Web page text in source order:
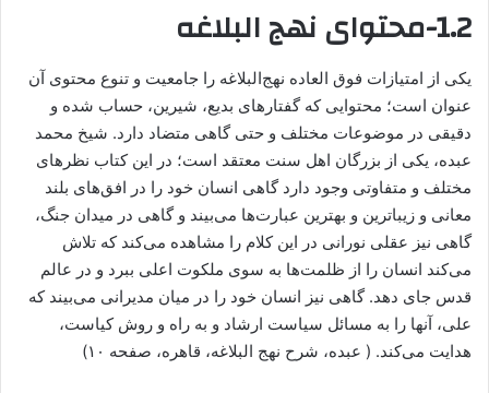
1.2-محتوای نهج البلاغه
یکی از امتیازات فوق العاده نهج‌البلاغه را جامعیت و تنوع محتوی آن
عنوان است؛ محتوایی که گفتارهای بدیع، شیرین، حساب‌ شده‌ و
دقیقی در موضوعات مختلف و حتی گاهی متضاد دارد. شیخ محمد
عبده، یکی از بزرگان اهل سنت معتقد است؛ در این کتاب نظرهای
مختلف و متفاوتی وجود دارد گاهی انسان خود را در افق‌های بلند
معانی و زیباترین و بهترین عبارت‌ها می‌بیند و گاهی در میدان جنگ،
گاهی نیز عقلی نورانی در این کلام را مشاهده می‌کند که تلاش
می‌کند انسان را از ظلمت‌ها به سوی ملکوت اعلی ببرد و در عالم
قدس جای دهد. گاهی نیز انسان خود را در میان مدیرانی می‌بیند که
علی، آنها را به مسائل سیاست ارشاد و به راه و روش كياست،
هدایت می‌‏كند. ( عبده، شرح نهج البلاغه، قاهره، صفحه ۱۰)